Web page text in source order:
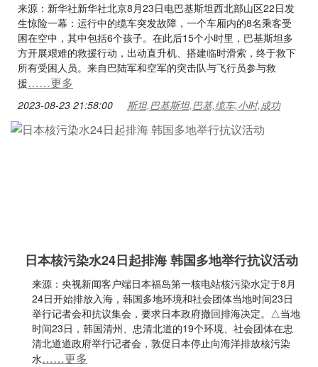
来源：新华社新华社北京8月23日电巴基斯坦西北部山区22日发
生惊险一幕：运行中的缆车突发故障，一个车厢内的8名乘客受
困在空中，其中包括6个孩子。在此后15个小时里，巴基斯坦多
方开展艰难的救援行动，出动直升机、搭建临时滑索，终于救下
所有受困人员。来自巴陆军和空军的突击队与飞行员参与救
援……更多
2023-08-23 21:58:00 斯坦,巴基斯坦,巴基,缆车,小时,成功
日本核污染水24日起排海 韩国多地举行抗议活动
来源：央视新闻客户端日本福岛第一核电站核污染水定于8月
24日开始排放入海，韩国多地环境和社会团体当地时间23日
举行记者会和抗议集会，要求日本政府撤回排海决定。△当地
时间23日，韩国清州、忠清北道的19个环境、社会团体在忠
清北道道政府举行记者会，敦促日本停止向海洋排放核污染
水……更多